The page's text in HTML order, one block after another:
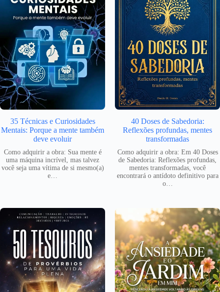
35 Técnicas e Curiosidades
Mentais: Porque a mente também
deve evoluir
Como adquirir a obra: Sua mente é
uma máquina incrível, mas talvez
você seja uma vítima de si mesmo(a)
e…
40 Doses de Sabedoria:
Reflexões profundas, mentes
transformadas
Como adquirir a obra: Em 40 Doses
de Sabedoria: Reflexões profundas,
mentes transformadas, você
encontrará o antídoto definitivo para
o…